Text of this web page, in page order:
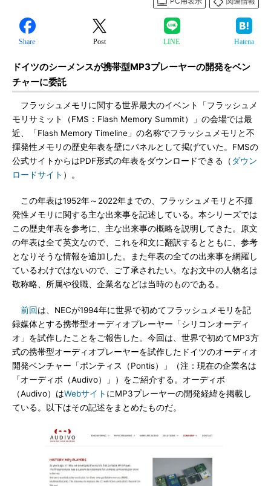
Share Post LINE Hatena
ドイツのシーメンスが携帯型MP3プレーヤーの開発をベン
チャーに委託
フラッシュメモリに関する世界最大のイベント「フラッシュメ
モリサミット（FMS：Flash Memory Summit）」の会場では最
近、「Flash Memory Timeline」の名称でフラッシュメモリと不
揮発性メモリの歴史年表を壁にパネルとして掲げていた。FMSの
公式サイトからはPDF形式の年表をダウンロードできる（ ダウン
ロードサイト ）。
この年表は1952年～2022年までの、フラッシュメモリと不揮
発性メモリに関する主な出来事を記述している。本シリーズでは
この歴史年表を参考に、主な出来事の概略を説明してきた。原文
の年表は全て英文なので、これを和文に翻訳するとともに、参考
となりそうな情報を追加した。また年表の全ての出来事を網羅し
ているわけではないので、ご了承されたい。なお文中の人物名は
敬称略、所属や役職、企業名などは当時のものである。
前回は、NECが1994年に世界で初めてフラッシュメモリを記
録媒体とする携帯型オーディオプレーヤー「シリコンオーディ
オ」を試作したことをご報告した。今回は、世界で初めてMP3方
式の携帯型オーディオプレーヤーを試作したドイツのオーディオ
開発ベンチャー「ポンティス（Pontis）」（注：現在の企業名は
「オーディボ（Audivo）」）をご紹介する。オーディボ
（Audivo）はWebサイト にMP3プレーヤーの開発経緯を掲載し
ている。以下はその記述をまとめたものだ。